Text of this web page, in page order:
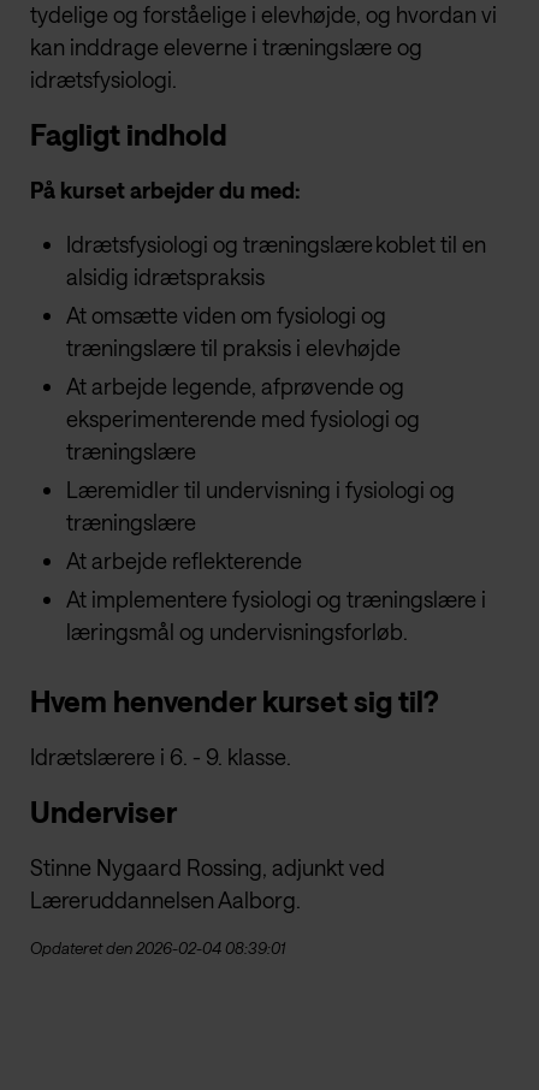
tydelige og forståelige i elevhøjde, og hvordan vi
kan inddrage eleverne i træningslære og
idrætsfysiologi.
Fagligt indhold
På kurset arbejder du med:
Idrætsfysiologi og træningslære koblet til en
alsidig idrætspraksis
At omsætte viden om fysiologi og
træningslære til praksis i elevhøjde
At arbejde legende, afprøvende og
eksperimenterende med fysiologi og
træningslære
Læremidler til undervisning i fysiologi og
træningslære
At arbejde reflekterende
At implementere fysiologi og træningslære i
læringsmål og undervisningsforløb.
Hvem henvender kurset sig til?
Idrætslærere i 6. - 9. klasse.
Underviser
Stinne Nygaard Rossing, adjunkt ved
Læreruddannelsen Aalborg.
Opdateret den 2026-02-04 08:39:01